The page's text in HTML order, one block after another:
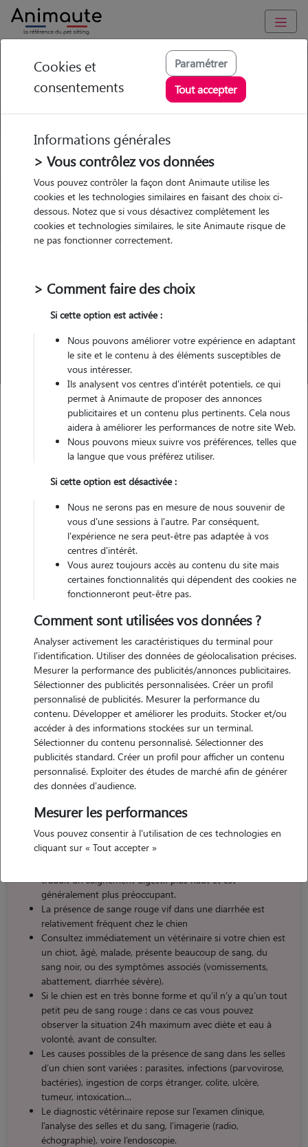
Sang dans les selles de mon
chien : quand s’inquiéter ?
Garde
chez le Pet Sitter
Garde
chez le Pet Sitter
Promenades
Visites
Promenades
Visites
Ville
Pour quel animal ?
Trouver mon Pet Sitter
Garde d'animaux Sang dans les selles de mon chien
Catégories de cette page Santé Chien
Article publié le 20/08/2025 et mis à jour le 12/09/2025
Sang dans les selles de mon
chien : causes possibles, quand
s’inquiéter ?
cas les conseils et avis de votre vétérinaire. En cas de doutes,
symptômes, questions, prenez rendez-vous chez votre vétérinaire.
Voir dusang dans les selles de son chiensoulève forcément de
l’inquiétude. Si la présence de sang peut effectivement être
synonyme d’urgence vétérinaire, la cause n’est pas systématiquement
grave. Selon la couleur, la quantité et l’état général de l’animal, cela
peut aller d’une irritation bénigne à une pathologie plus sérieuse.
Dans tous les cas, préférez prendre contact avec un vétérinaire pour
expliquer la situation et connaître la procédure la suivre.
Ce qu’il faut retenir
Le sang rouge vif (hématochézie) provient souvent du
traduit un saignement digestif plus haut et est
généralement plus préoccupant.
La présence de sange rouge vif dans une diarrhée est
relativement fréquent chez le chien
Consultez immédiatement un vétérinaire si votre chien est
un chiot, âgé, malade, présente beaucoup de sang, du
sang noir, ou des symptômes associés (vomissements,
abattement, diarrhée sévère).
Si le chien est en très bonne forme et qu’il n’y a qu’un tout
petit peu de sang rouge : dans ce cas vous pouvez
observer la situation 24h maximum avec diète et eau à
volonté, avant de consulter.
Les causes possibles de la présence de sang dans les selles
d’un chien sont variées : parasites, infections (parvovirose,
bactéries), ingestion de corps étranger, colite, ulcère,
tumeur, intoxication…
Le diagnostic vétérinaire repose sur l’examen clinique,
l’analyse des selles et du sang, l’imagerie (radio,
échographie), voire l’endoscopie.
Cookies et
consentements
Paramétrer
Tout accepter
Informations générales
> Vous contrôlez vos données
Vous pouvez contrôler la façon dont Animaute utilise les
cookies et les technologies similaires en faisant des choix ci-
dessous. Notez que si vous désactivez complètement les
cookies et technologies similaires, le site Animaute risque de
ne pas fonctionner correctement.
> Comment faire des choix
Si cette option est activée :
Nous pouvons améliorer votre expérience en adaptant
le site et le contenu à des éléments susceptibles de
vous intéresser.
Ils analysent vos centres d'intérêt potentiels, ce qui
permet à Animaute de proposer des annonces
publicitaires et un contenu plus pertinents. Cela nous
aidera à améliorer les performances de notre site Web.
Nous pouvons mieux suivre vos préférences, telles que
la langue que vous préférez utiliser.
Si cette option est désactivée :
Nous ne serons pas en mesure de nous souvenir de
vous d'une sessions à l'autre. Par conséquent,
l'expérience ne sera peut-être pas adaptée à vos
centres d'intérêt.
Vous aurez toujours accès au contenu du site mais
certaines fonctionnalités qui dépendent des cookies ne
fonctionneront peut-être pas.
Comment sont utilisées vos données ?
Analyser activement les caractéristiques du terminal pour
l'identification. Utiliser des données de géolocalisation précises.
Mesurer la performance des publicités/annonces publicitaires.
Sélectionner des publicités personnalisées. Créer un profil
personnalisé de publicités. Mesurer la performance du
contenu. Développer et améliorer les produits. Stocker et/ou
accéder à des informations stockées sur un terminal.
Sélectionner du contenu personnalisé. Sélectionner des
publicités standard. Créer un profil pour afficher un contenu
personnalisé. Exploiter des études de marché afin de générer
des données d'audience.
Mesurer les performances
Vous pouvez consentir à l'utilisation de ces technologies en
cliquant sur « Tout accepter »